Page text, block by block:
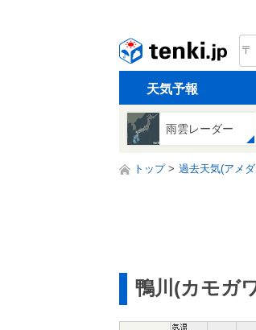
天気予報
雨雲レーダー
トップ 過去天気(アメ
鴨川(カモガ